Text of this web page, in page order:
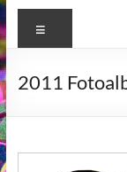
2011